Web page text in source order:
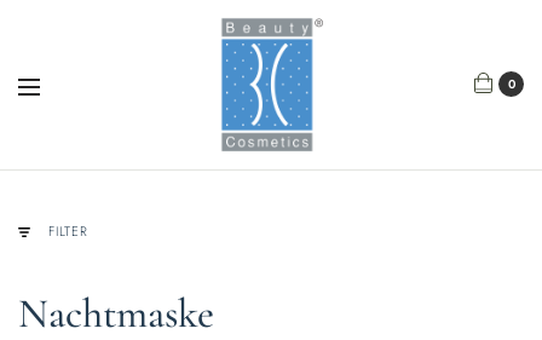
0
FILTER
Nachtmaske